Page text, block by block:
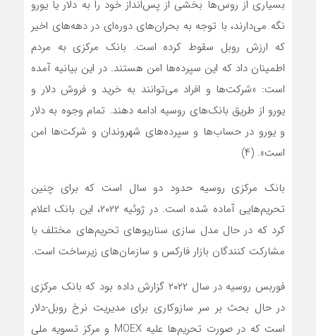
بسیاری از روس‌ها بخشی از پس‌انداز خود را به دلار یا یورو
نگه می‌دارند، با توجه به بحران‌های دوره‌ای در دهه‌های اخیر
که ارزش روبل سقوط کرده است. بانک مرکزی به مردم
اطمینان داد که این سپرده‌ها امن هستند. در این بیانیه آمده
است: «شرکت‌ها و افراد‌ می‌توانند به خرید و فروش دلار و
یورو از طریق بانک‌های روسیه ادامه دهند. تمام وجوه به دلار
و یورو در حساب‌ها و سپرده‌های شهروندان و شرکت‌ها امن
است». (۴)
بانک مرکزی روسیه حدود دو سال است که برای چنین
تحریم‌هایی آماده شده است. در ژوئیه ۲۰۲۲، این بانک اعلام
کرد که در حال مدل سازی سناریوهای تحریم‌های مختلف با
مشارکت کنندگان بازار فارکس و سازمان‌های زیرساخت است.
فوربس روسیه در سال ۲۰۲۲ گزارش داده بود که بانک مرکزی
در حال بحث بر سر سازوکاری برای مدیریت نرخ روبل-دلار
است که در صورت تحریم‌ها علیه MOEX و مرکز تسویه ملی